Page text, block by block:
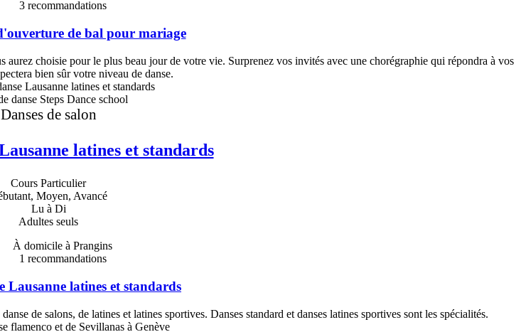
3recommandations
de bal pour mariage
aurez choisie pour le plus beau jour de votre vie. Surprenez vos invités avec une chorégraphie qui répondra à vos
bien sûr votre niveau de danse.
danse Steps Dance school
Danses de salon
latines et standards
Cours Particulier
Moyen, Avancé
Lu à Di
Adultes seuls
À domicile à Prangins
1 recommandations
Lausanne latines et standards
de salons, de latines et latines sportives. Danses standard et danses latines sportives sont les spécialités.